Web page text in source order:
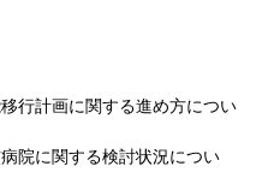
行計画に関する進め方につい
院に関する検討状況につい